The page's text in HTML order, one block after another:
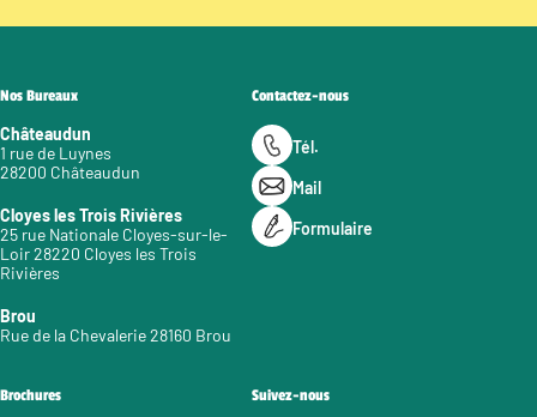
Nos Bureaux
Châteaudun
1 rue de Luynes
28200 Châteaudun
Cloyes les Trois Rivières
25 rue Nationale Cloyes-sur-le-
Loir 28220 Cloyes les Trois
Rivières
Brou
Rue de la Chevalerie 28160 Brou
Contactez-nous
Tél.
Mail
Formulaire
Brochures Suivez-nous